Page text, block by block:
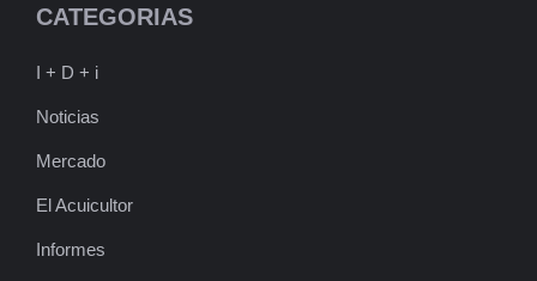
CATEGORIAS
I + D + i
Noticias
Mercado
El Acuicultor
Informes